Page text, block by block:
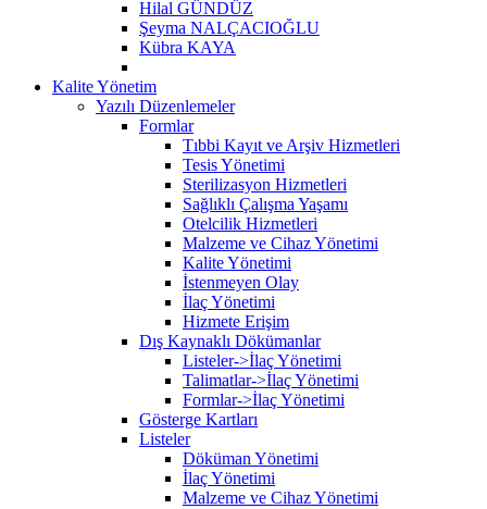
Hilal GÜNDÜZ
Şeyma NALÇACIOĞLU
Kübra KAYA
Kalite Yönetim
Yazılı Düzenlemeler
Formlar
Tıbbi Kayıt ve Arşiv Hizmetleri
Tesis Yönetimi
Sterilizasyon Hizmetleri
Sağlıklı Çalışma Yaşamı
Otelcilik Hizmetleri
Malzeme ve Cihaz Yönetimi
Kalite Yönetimi
İstenmeyen Olay
İlaç Yönetimi
Hizmete Erişim
Dış Kaynaklı Dökümanlar
Listeler->İlaç Yönetimi
Talimatlar->İlaç Yönetimi
Formlar->İlaç Yönetimi
Gösterge Kartları
Listeler
Döküman Yönetimi
İlaç Yönetimi
Malzeme ve Cihaz Yönetimi